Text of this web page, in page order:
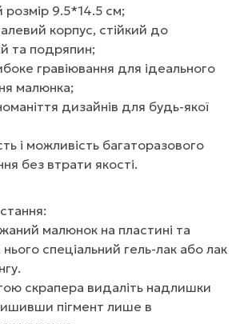
розмір 9.5*14.5 см;
корпус, стійкий до
та подряпин;
гравіювання для ідеального
малюнка;
дизайнів для будь-якої
і можливість багаторазового
без втрати якості.
малюнок на пластині та
нього спеціальний гель-лак або лак
скрапера видаліть надлишки
пігмент лише в